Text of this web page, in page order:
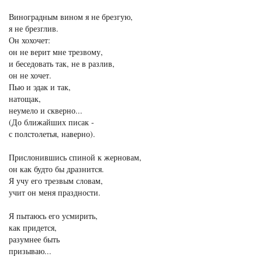
Виноградным вином я не брезгую,
я не брезглив.
Он хохочет:
он не верит мне трезвому,
и беседовать так, не в разлив,
он не хочет.
Пью и эдак и так,
натощак,
неумело и скверно...
(До ближайших писак -
с полстолетья, наверно).
Прислонившись спиной к жерновам,
он как будто бы дразнится.
Я учу его трезвым словам,
учит он меня праздности.
Я пытаюсь его усмирить,
как придется,
разумнее быть
призываю...